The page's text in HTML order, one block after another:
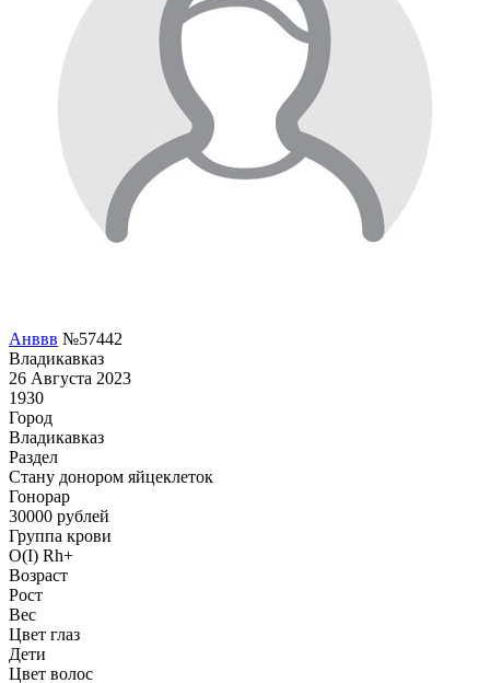
Анввв №57442
Владикавказ
26 Августа 2023
1930
Город
Владикавказ
Раздел
Стану донором яйцеклеток
Гонoрар
30000 рублей
Группа крови
O(I) Rh+
Возраст
Рост
Вес
Цвет глаз
Дети
Цвет волос